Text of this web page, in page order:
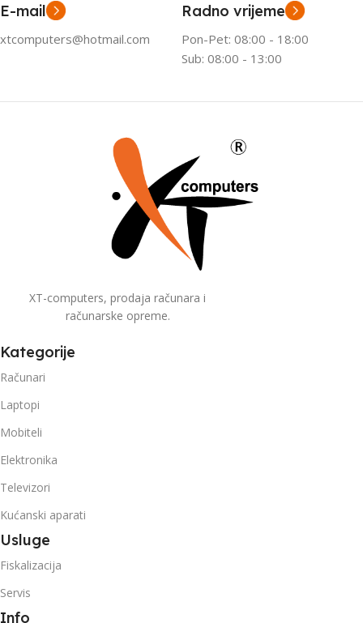
E-mail
xtcomputers@hotmail.com
Radno vrijeme
Pon-Pet: 08:00 - 18:00
Sub: 08:00 - 13:00
XT-computers, prodaja računara i
računarske opreme.
Kategorije
Računari
Laptopi
Mobiteli
Elektronika
Televizori
Kućanski aparati
Usluge
Fiskalizacija
Servis
Info